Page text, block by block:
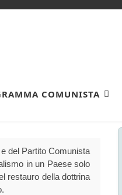
COMUNISTA
del Partito Comunista
in un Paese solo
restauro della dottrina